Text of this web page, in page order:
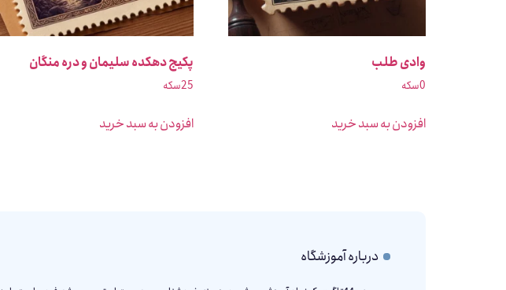
وادی طلب
0سکه
افزودن به سبد خرید
پکیج دهکده سلیمان و دره منگان
25سکه
افزودن به سبد خرید
درباره آموزشگاه